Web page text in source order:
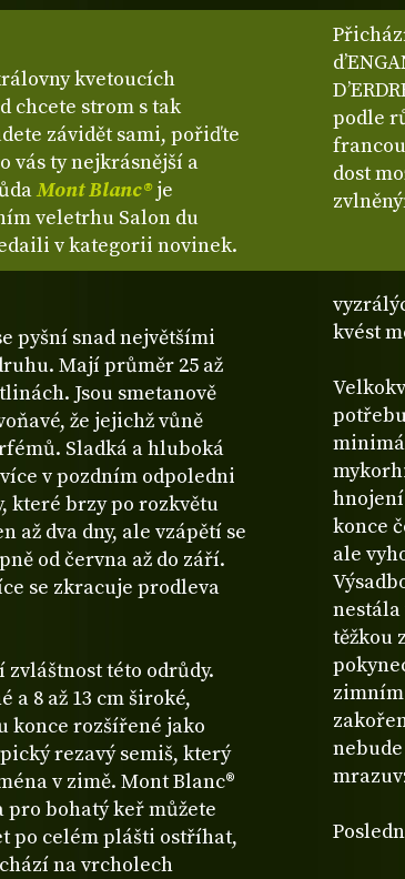
kvetoucích
chcete strom s tak
závidět sami, pořiďte
vás ty nejkrásnější a
Mont Blanc® je
veletrhu Salon du
v kategorii novinek.
podle
dost
pyšní snad největšími
Mají průměr 25 až
Jsou smetanově
že jejichž vůně
Sladká a hluboká
v pozdním odpoledni
které brzy po rozkvětu
až dva dny, ale vzápětí se
od června až do září.
se zkracuje prodleva
zvláštnost této odrůdy.
a 8 až 13 cm široké,
konce rozšířené jako
rezavý semiš, který
v zimě. Mont Blanc®
pro bohatý keř můžete
po celém plášti ostříhat,
na vrcholech
kvést
konce
ale
těžkou